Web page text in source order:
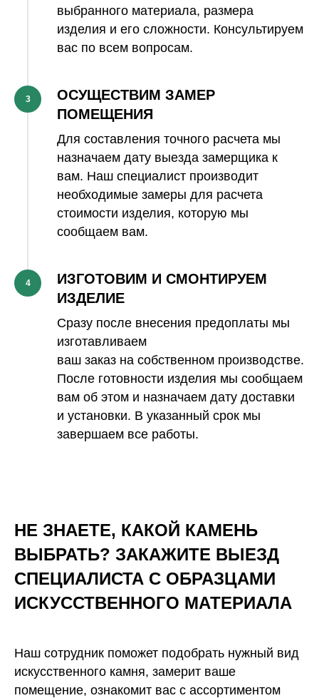
выбранного материала, размера
изделия и его сложности. Консультируем
вас по всем вопросам.
3
ОСУЩЕСТВИМ ЗАМЕР
ПОМЕЩЕНИЯ
Для составления точного расчета мы
назначаем дату выезда замерщика к
вам. Наш специалист производит
необходимые замеры для расчета
стоимости изделия, которую мы
сообщаем вам.
4
ИЗГОТОВИМ И СМОНТИРУЕМ
ИЗДЕЛИЕ
Сразу после внесения предоплаты мы
изготавливаем
ваш заказ на собственном производстве.
После готовности изделия мы сообщаем
вам об этом и назначаем дату доставки
и установки. В указанный срок мы
завершаем все работы.
НЕ ЗНАЕТЕ, КАКОЙ КАМЕНЬ
ВЫБРАТЬ? ЗАКАЖИТЕ ВЫЕЗД
СПЕЦИАЛИСТА С ОБРАЗЦАМИ
ИСКУССТВЕННОГО МАТЕРИАЛА
Наш сотрудник поможет подобрать нужный вид
искусственного камня, замерит ваше
помещение, ознакомит вас с ассортиментом